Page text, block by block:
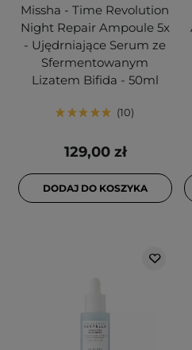
Missha - Time Revolution
Night Repair Ampoule 5x
- Ujędrniające Serum ze
Sfermentowanym
Lizatem Bifida - 50ml
10
129,00 zł
DODAJ DO KOSZYKA